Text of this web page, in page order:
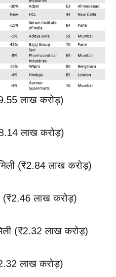
लाख करोड़)
लाख करोड़)
(₹2.84 लाख करोड़)
(₹2.46 लाख करोड़)
(₹2.32 लाख करोड़)
लाख करोड़)